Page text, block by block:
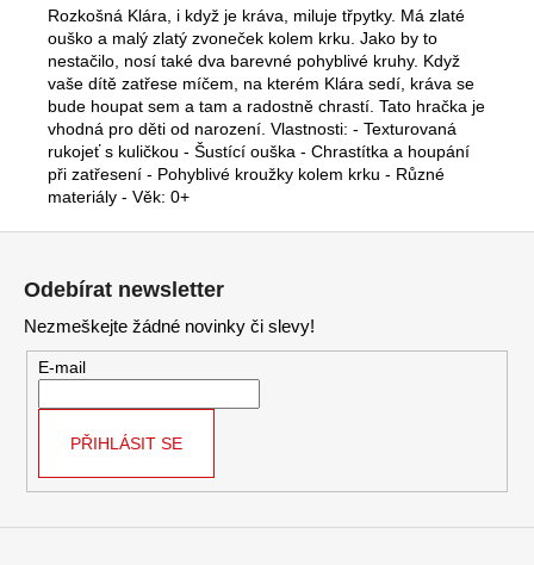
Rozkošná Klára, i když je kráva, miluje třpytky. Má zlaté
ouško a malý zlatý zvoneček kolem krku. Jako by to
nestačilo, nosí také dva barevné pohyblivé kruhy. Když
vaše dítě zatřese míčem, na kterém Klára sedí, kráva se
bude houpat sem a tam a radostně chrastí. Tato hračka je
vhodná pro děti od narození. Vlastnosti: - Texturovaná
rukojeť s kuličkou - Šustící ouška - Chrastítka a houpání
při zatřesení - Pohyblivé kroužky kolem krku - Různé
materiály - Věk: 0+
Odebírat newsletter
Nezmeškejte žádné novinky či slevy!
E-mail
PŘIHLÁSIT SE